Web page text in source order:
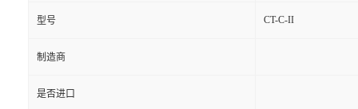
型号 CT-C-II
制造商
是否进口